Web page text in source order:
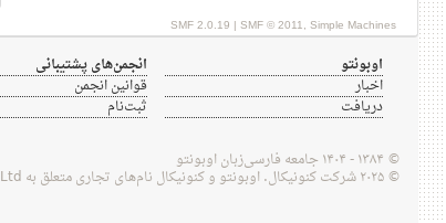
SMF 2.0.19 | SMF © 2011, Simple Machines
اوبونتو
اخبار
دریافت
انجمن‌های پشتیبانی
قوانین انجمن
ثبت‌نام
© ۱۳۸۴ - ۱۴۰۴ جامعه فارسی‌زبان اوبونتو
© ۲۰۲۵ شرکت کنونیکال. اوبونتو و کنونیکال نام‌های تجاری متعلق به Canonical Ltd هستند